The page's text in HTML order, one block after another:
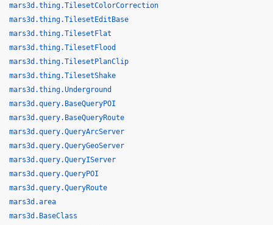
mars3d.thing.TilesetColorCorrection
mars3d.thing.TilesetEditBase
mars3d.thing.TilesetFlat
mars3d.thing.TilesetFlood
mars3d.thing.TilesetPlanClip
mars3d.thing.TilesetShake
mars3d.thing.Underground
mars3d.query.BaseQueryPOI
mars3d.query.BaseQueryRoute
mars3d.query.QueryArcServer
mars3d.query.QueryGeoServer
mars3d.query.QueryIServer
mars3d.query.QueryPOI
mars3d.query.QueryRoute
mars3d.area
mars3d.BaseClass